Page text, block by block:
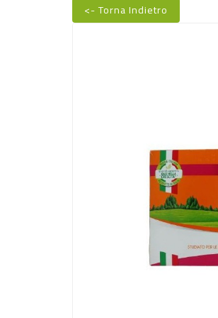
<- Torna Indietro